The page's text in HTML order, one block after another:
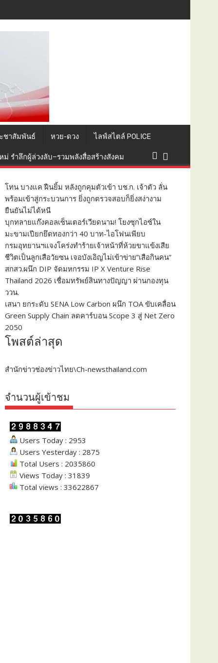
ชาสัมพันธ์ หวย-ดวง ไลฟ์สไตล์ POLICE
รำลึกผู้ล่วงลับ–รวมพลังสื่อสร้างสังคม
โทน บางแค ฝืนยิ้ม หลังถูกคุมตัวเข้า บช.ก. เจ้าตัว ลั่น
พร้อมเข้าสู่กระบวนการ ยิ่งถูกตรวจสอบก็ยิ่งสง่างาม
ยืนยันไม่ได้หนี
บุกทลายแก๊งคอลเซ็นเตอร์เวียดนาม! โยงซุกไอซ์ใน
มะขามเปียกยึดทองกว่า 40 บาท-ไอโฟนเพียบ
กรมอุทยานฯแจงโคร่งทำร้ายเจ้าหน้าที่ห้วยขาแข้งเสีย
ชีวิตเป็นลูกเสือวัยซน เจอบังเอิญไม่เข้าข่าย”เสือกินคน”
สกสว.ผนึก DIP จัดมหกรรม IP X Venture Rise
Thailand 2026 เชื่อมทรัพย์สินทางปัญญา ผ่านกองทุน
ววน.
เสนา ยกระดับ SENA Low Carbon ผนึก TOA ขับเคลื่อน
Green Supply Chain ลดคาร์บอน Scope 3 สู่ Net Zero
2050
โพสต์ล่าสุด
สำนักข่าวช่องข่าวไทย\Ch-newsthailand.com
จำนวนผู้เข้าชม
Users Today : 2953
Users Yesterday : 2875
Total Users : 2035860
Views Today : 31839
Total views : 33622867